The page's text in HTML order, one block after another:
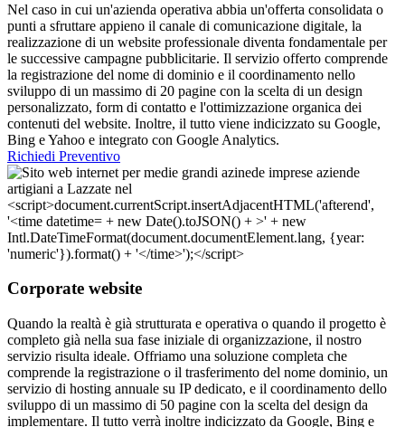
Nel caso in cui un'azienda operativa abbia un'offerta consolidata o
punti a sfruttare appieno il canale di comunicazione digitale, la
realizzazione di un website professionale diventa fondamentale per
le successive campagne pubblicitarie. Il servizio offerto comprende
la registrazione del nome di dominio e il coordinamento nello
sviluppo di un massimo di 20 pagine con la scelta di un design
personalizzato, form di contatto e l'ottimizzazione organica dei
contenuti del website. Inoltre, il tutto viene indicizzato su Google,
Bing e Yahoo e integrato con Google Analytics.
Richiedi Preventivo
Corporate website
Quando la realtà è già strutturata e operativa o quando il progetto è
completo già nella sua fase iniziale di organizzazione, il nostro
servizio risulta ideale. Offriamo una soluzione completa che
comprende la registrazione o il trasferimento del nome dominio, un
servizio di hosting annuale su IP dedicato, e il coordinamento dello
sviluppo di un massimo di 50 pagine con la scelta del design da
implementare. Il tutto verrà inoltre indicizzato da Google, Bing e